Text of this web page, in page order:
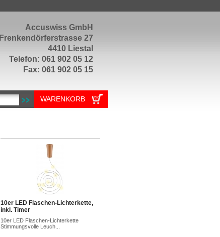
Accuswiss GmbH
Frenkendörferstrasse 27
4410 Liestal
Telefon: 061 902 05 12
Fax: 061 902 05 15
WARENKORB
10er LED Flaschen-Lichterkette,
inkl. Timer
10er LED Flaschen-Lichterkette
Stimmungsvolle Leuch...